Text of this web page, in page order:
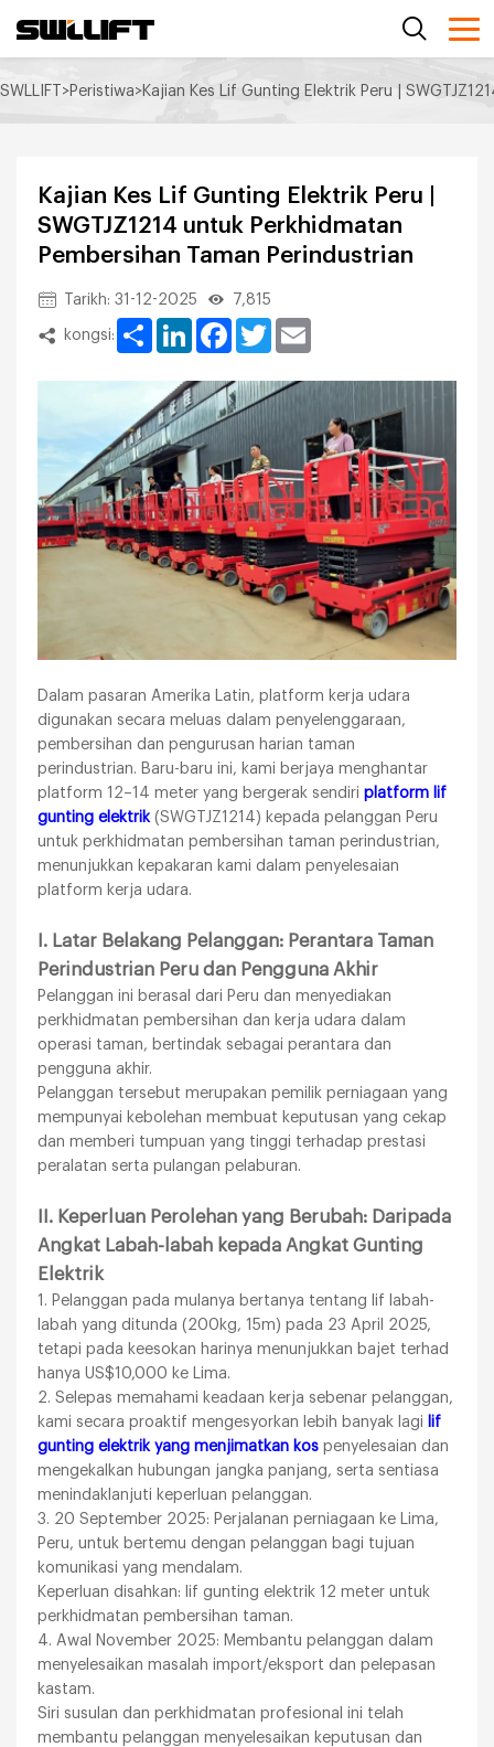
SWLLIFT>Peristiwa>Kajian Kes Lif Gunting Elektrik Peru |
Kajian Kes Lif Gunting Elektrik Peru |
SWGTJZ1214 untuk Perkhidmatan
Pembersihan Taman Perindustrian
Tarikh: 31-12-2025 7,815
kongsi:
Share LinkedInFacebook
Twitter
Dalam pasaran Amerika Latin, platform kerja udara
digunakan secara meluas dalam penyelenggaraan,
pembersihan dan pengurusan harian taman
perindustrian. Baru-baru ini, kami berjaya menghantar
platform 12–14 meter yang bergerak sendiriplatform lif
gunting elektrik (SWGTJZ1214) kepada pelanggan Peru
untuk perkhidmatan pembersihan taman perindustrian,
menunjukkan kepakaran kami dalam penyelesaian
platform kerja udara.
I. Latar Belakang Pelanggan: Perantara Taman
Perindustrian Peru dan Pengguna Akhir
Pelanggan ini berasal dari Peru dan menyediakan
perkhidmatan pembersihan dan kerja udara dalam
operasi taman, bertindak sebagai perantara dan
pengguna akhir.
Pelanggan tersebut merupakan pemilik perniagaan yang
mempunyai kebolehan membuat keputusan yang cekap
dan memberi tumpuan yang tinggi terhadap prestasi
peralatan serta pulangan pelaburan.
II. Keperluan Perolehan yang Berubah: Daripada
Angkat Labah-labah kepada Angkat Gunting
Elektrik
1. Pelanggan pada mulanya bertanya tentang lif labah-
labah yang ditunda (200kg, 15m) pada 23 April 2025,
tetapi pada keesokan harinya menunjukkan bajet terhad
hanya US$10,000 ke Lima.
2. Selepas memahami keadaan kerja sebenar pelanggan,
kami secara proaktif mengesyorkan lebih banyak lagi lif
gunting elektrik yang menjimatkan kos penyelesaian dan
mengekalkan hubungan jangka panjang, serta sentiasa
menindaklanjuti keperluan pelanggan.
3. 20 September 2025: Perjalanan perniagaan ke Lima,
Peru, untuk bertemu dengan pelanggan bagi tujuan
komunikasi yang mendalam.
Keperluan disahkan: lif gunting elektrik 12 meter untuk
perkhidmatan pembersihan taman.
4. Awal November 2025: Membantu pelanggan dalam
menyelesaikan masalah import/eksport dan pelepasan
kastam.
Siri susulan dan perkhidmatan profesional ini telah
membantu pelanggan menyelesaikan keputusan dan